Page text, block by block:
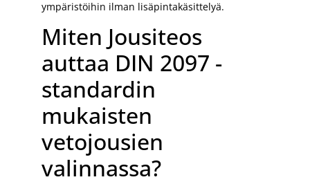
ympäristöihin ilman lisäpintakäsittelyä.
Miten Jousiteos
auttaa DIN 2097 -
standardin
mukaisten
vetojousien
valinnassa?